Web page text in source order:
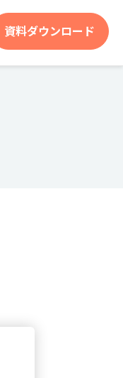
資料ダウンロード